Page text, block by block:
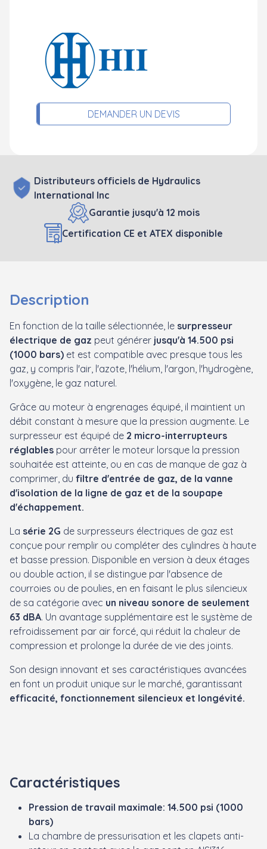
DEMANDER UN DEVIS
Distributeurs officiels de Hydraulics
International Inc
Garantie jusqu'à 12 mois
Certification CE et ATEX disponible
Description
En fonction de la taille sélectionnée, le surpresseur
électrique de gaz peut générer jusqu'à 14.500 psi
(1000 bars) et est compatible avec presque tous les
gaz, y compris l'air, l'azote, l'hélium, l'argon, l'hydrogène,
l'oxygène, le gaz naturel.
Grâce au moteur à engrenages équipé, il maintient un
débit constant à mesure que la pression augmente. Le
surpresseur est équipé de 2 micro-interrupteurs
réglables pour arrêter le moteur lorsque la pression
souhaitée est atteinte, ou en cas de manque de gaz à
comprimer, du filtre d'entrée de gaz, de la vanne
d'isolation de la ligne de gaz et de la soupape
d'échappement.
La série 2G de surpresseurs électriques de gaz est
conçue pour remplir ou compléter des cylindres à haute
et basse pression. Disponible en version à deux étages
ou double action, il se distingue par l'absence de
courroies ou de poulies, en en faisant le plus silencieux
de sa catégorie avec un niveau sonore de seulement
63 dBA. Un avantage supplémentaire est le système de
refroidissement par air forcé, qui réduit la chaleur de
compression et prolonge la durée de vie des joints.
Son design innovant et ses caractéristiques avancées
en font un produit unique sur le marché, garantissant
efficacité, fonctionnement silencieux et longévité.
Caractéristiques
Pression de travail maximale: 14.500 psi (1000
bars)
La chambre de pressurisation et les clapets anti-